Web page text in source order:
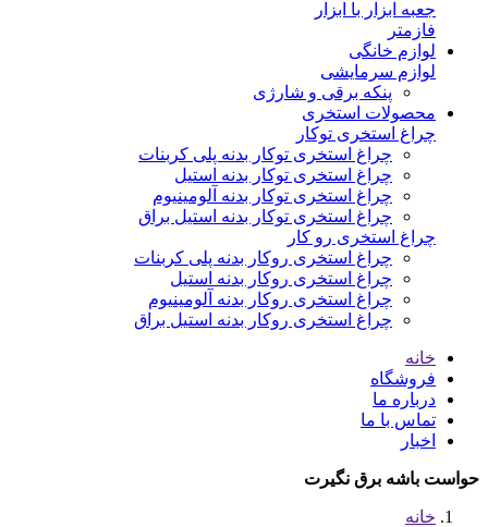
جعبه ابزار با ابزار
فازمتر
لوازم خانگی
لوازم سرمایشی
پنکه برقی و شارژی
محصولات استخری
چراغ استخری توکار
چراغ استخری توکار بدنه پلی کربنات
چراغ استخری توکار بدنه استیل
چراغ استخری توکار بدنه آلومینیوم
چراغ استخری توکار بدنه استیل براق
چراغ استخری رو کار
چراغ استخری روکار بدنه پلی کربنات
چراغ استخری روکار بدنه استیل
چراغ استخری روکار بدنه آلومینیوم
چراغ استخری روکار بدنه استیل براق
خانه
فروشگاه
درباره ما
تماس با ما
اخبار
حواست باشه برق نگیرت
خانه